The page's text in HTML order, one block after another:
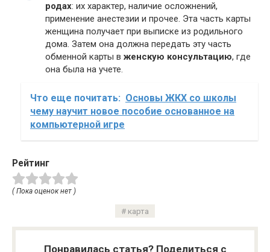
родах: их характер, наличие осложнений,
применение анестезии и прочее. Эта часть карты
женщина получает при выписке из родильного
дома. Затем она должна передать эту часть
обменной карты в женскую консультацию, где
она была на учете.
Что еще почитать: Основы ЖКХ со школы
чему научит новое пособие основанное на
компьютерной игре
Рейтинг
( Пока оценок нет )
карта
Понравилась статья? Поделиться с